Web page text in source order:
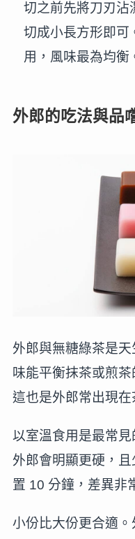
切之前先將刀刃沾
切成小長方形即可
用，風味最為均衡
外郎的吃法與品
外郎與無糖綠茶是
味能平衡抹茶或煎
這也是外郎常出現在
以室溫食用是最常
外郎會明顯更硬，
置 10 分鐘，差異非
小份比大份更合適。